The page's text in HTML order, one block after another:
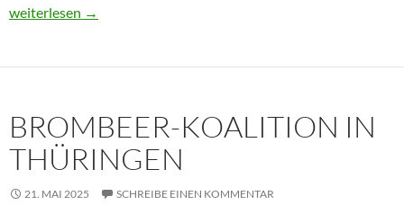
Usbekistan 2025: Unterwegs in einem Land im Aufbruch
weiterlesen →
BROMBEER-KOALITION IN
THÜRINGEN
21. MAI 2025 SCHREIBE EINEN KOMMENTAR